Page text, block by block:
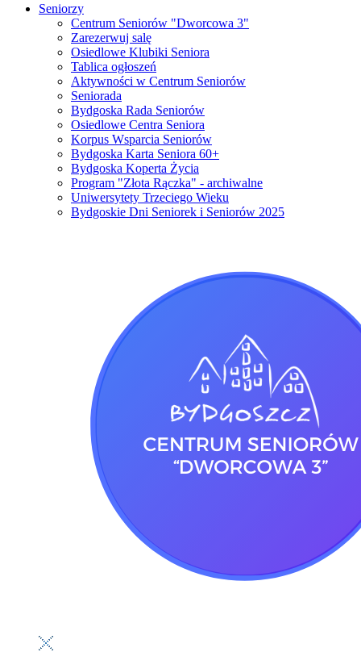
Seniorzy
Centrum Seniorów "Dworcowa 3"
Zarezerwuj salę
Osiedlowe Klubiki Seniora
Tablica ogłoszeń
Aktywności w Centrum Seniorów
Seniorada
Bydgoska Rada Seniorów
Osiedlowe Centra Seniora
Korpus Wsparcia Seniorów
Bydgoska Karta Seniora 60+
Bydgoska Koperta Życia
Program "Złota Rączka" - archiwalne
Uniwersytety Trzeciego Wieku
Bydgoskie Dni Seniorek i Seniorów 2025